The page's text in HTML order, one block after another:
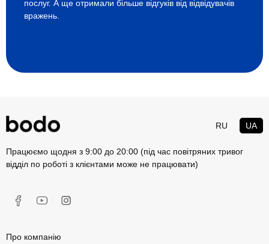
послуг. А ще отримали більше відгуків від відвідувачів
вражень.
RU UA
Працюємо щодня з 9:00 до 20:00 (під час повітряних тривог
відділ по роботі з клієнтами може не працювати)
Про компанію